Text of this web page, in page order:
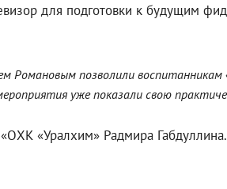
для подготовки к будущим
Романовым позволили воспитанникам
уже показали свою
«Уралхим» Радмира Габдуллина.